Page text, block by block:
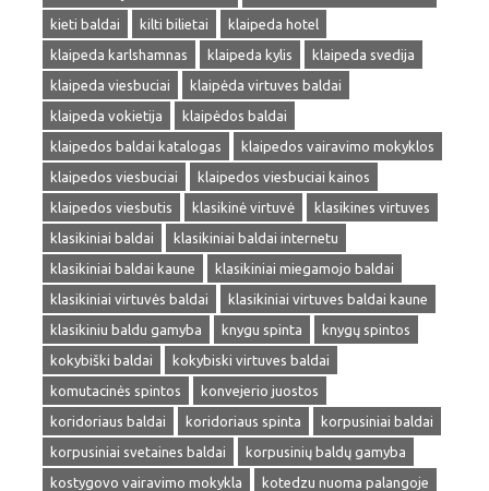
kieti baldai
kilti bilietai
klaipeda hotel
klaipeda karlshamnas
klaipeda kylis
klaipeda svedija
klaipeda viesbuciai
klaipėda virtuves baldai
klaipeda vokietija
klaipėdos baldai
klaipedos baldai katalogas
klaipedos vairavimo mokyklos
klaipedos viesbuciai
klaipedos viesbuciai kainos
klaipedos viesbutis
klasikinė virtuvė
klasikines virtuves
klasikiniai baldai
klasikiniai baldai internetu
klasikiniai baldai kaune
klasikiniai miegamojo baldai
klasikiniai virtuvės baldai
klasikiniai virtuves baldai kaune
klasikiniu baldu gamyba
knygu spinta
knygų spintos
kokybiški baldai
kokybiski virtuves baldai
komutacinės spintos
konvejerio juostos
koridoriaus baldai
koridoriaus spinta
korpusiniai baldai
korpusiniai svetaines baldai
korpusinių baldų gamyba
kostygovo vairavimo mokykla
kotedzu nuoma palangoje